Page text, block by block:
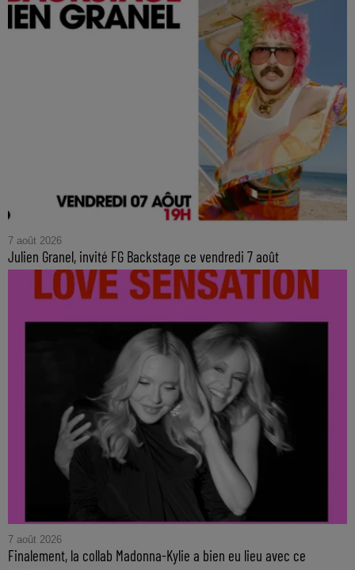
7 août 2026
Julien Granel, invité FG Backstage ce vendredi 7 août
7 août 2026
Finalement, la collab Madonna-Kylie a bien eu lieu avec ce